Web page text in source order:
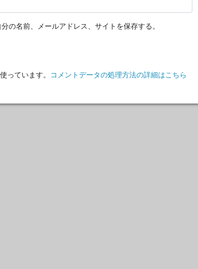
の名前、メールアドレス、サイトを保存する。
っています。
コメントデータの処理方法の詳細はこちら